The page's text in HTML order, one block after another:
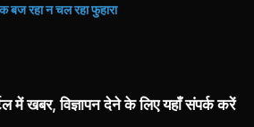
बज रहा न चल रहा फुहारा
में खबर, विज्ञापन देने के लिए यहाँ संपर्क करें